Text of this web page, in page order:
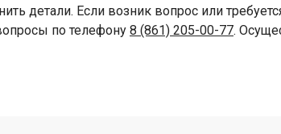
детали. Если возник вопрос или
по телефону 8 (861) 205-00-77.